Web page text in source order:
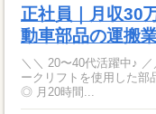
正社員｜月収30
動車部品の運搬
＼＼ 20〜40代活躍中♪ ／／ 自動車内装部品の総合メーカーでの
ークリフトを使用した部品運搬を行いま
◎ 月20時間...